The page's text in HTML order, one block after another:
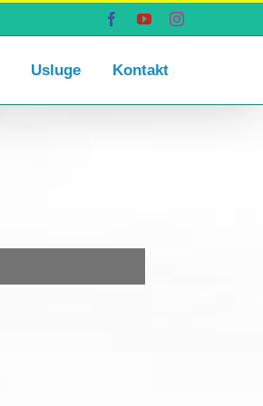
FacebookYouTubeInstagram
Usluge Kontakt